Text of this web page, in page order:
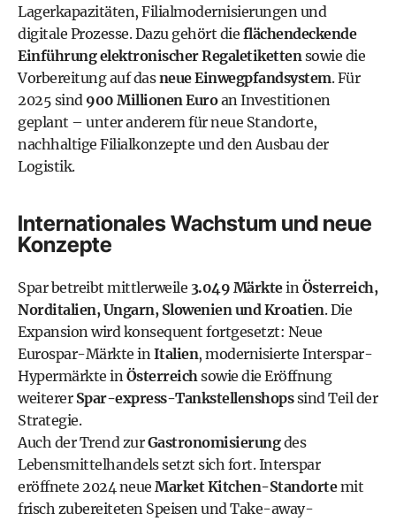
Lagerkapazitäten, Filialmodernisierungen und
digitale Prozesse. Dazu gehört die flächendeckende
Einführung elektronischer Regaletikettensowie die
Vorbereitung auf dasneue Einwegpfandsystem. Für
2025 sind 900 Millionen Euroan Investitionen
geplant – unter anderem für neue Standorte,
nachhaltige Filialkonzepte und den Ausbau der
Logistik.
Internationales Wachstum und neue
Konzepte
Spar betreibt mittlerweile 3.049 MärkteinÖsterreich,
Norditalien, Ungarn, Slowenien und Kroatien. Die
Expansion wird konsequent fortgesetzt: Neue
Eurospar-Märkte inItalien, modernisierte Interspar-
Hypermärkte inÖsterreichsowie die Eröffnung
weiterer Spar-express-Tankstellenshopssind Teil der
Strategie.
Auch der Trend zurGastronomisierungdes
Lebensmittelhandels setzt sich fort. Interspar
eröffnete 2024 neue Market Kitchen-Standortemit
frisch zubereiteten Speisen und Take-away-